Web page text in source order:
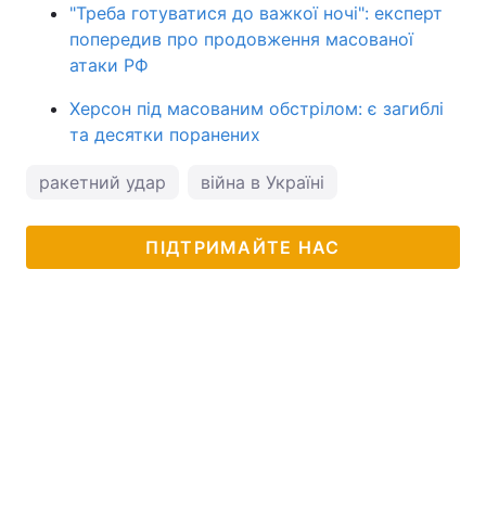
"Треба готуватися до важкої ночі": експерт
попередив про продовження масованої
атаки РФ
Херсон під масованим обстрілом: є загиблі
та десятки поранених
ракетний удар війна в Україні
ПІДТРИМАЙТЕ НАС